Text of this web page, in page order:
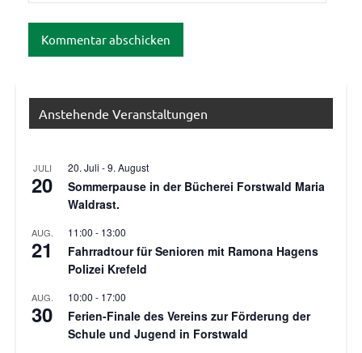
Anstehende Veranstaltungen
JULI
20
20. Juli -9. August
Sommerpause in der Bücherei Forstwald Maria
Waldrast.
AUG.
21
11:00 - 13:00
Fahrradtour für Senioren mit Ramona Hagens
Polizei Krefeld
AUG.
30
10:00 - 17:00
Ferien-Finale des Vereins zur Förderung der
Schule und Jugend in Forstwald